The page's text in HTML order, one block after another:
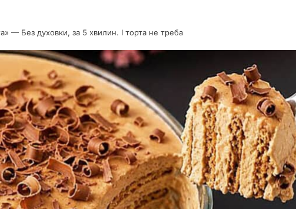
— Без духовки, за 5 хвилин. І торта не треба